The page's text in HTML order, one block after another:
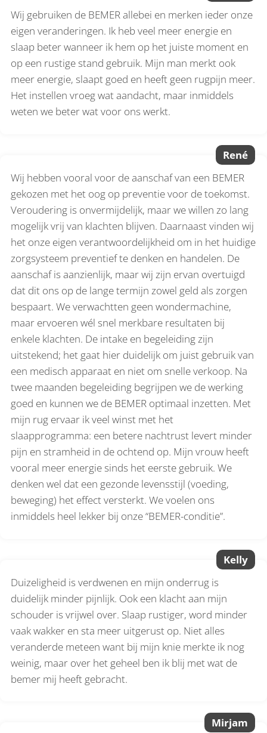
Wij gebruiken de BEMER allebei en merken ieder onze
eigen veranderingen. Ik heb veel meer energie en
slaap beter wanneer ik hem op het juiste moment en
op een rustige stand gebruik. Mijn man merkt ook
meer energie, slaapt goed en heeft geen rugpijn meer.
Het instellen vroeg wat aandacht, maar inmiddels
weten we beter wat voor ons werkt.
René
Wij hebben vooral voor de aanschaf van een BEMER
gekozen met het oog op preventie voor de toekomst.
Veroudering is onvermijdelijk, maar we willen zo lang
mogelijk vrij van klachten blijven. Daarnaast vinden wij
het onze eigen verantwoordelijkheid om in het huidige
zorgsysteem preventief te denken en handelen. De
aanschaf is aanzienlijk, maar wij zijn ervan overtuigd
dat dit ons op de lange termijn zowel geld als zorgen
bespaart. We verwachtten geen wondermachine,
maar ervoeren wél snel merkbare resultaten bij
enkele klachten. De intake en begeleiding zijn
uitstekend; het gaat hier duidelijk om juist gebruik van
een medisch apparaat en niet om snelle verkoop. Na
twee maanden begeleiding begrijpen we de werking
goed en kunnen we de BEMER optimaal inzetten. Met
mijn rug ervaar ik veel winst met het
slaapprogramma: een betere nachtrust levert minder
pijn en stramheid in de ochtend op. Mijn vrouw heeft
vooral meer energie sinds het eerste gebruik. We
denken wel dat een gezonde levensstijl (voeding,
beweging) het effect versterkt. We voelen ons
inmiddels heel lekker bij onze “BEMER-conditie”.
Kelly
Duizeligheid is verdwenen en mijn onderrug is
duidelijk minder pijnlijk. Ook een klacht aan mijn
schouder is vrijwel over. Slaap rustiger, word minder
vaak wakker en sta meer uitgerust op. Niet alles
veranderde meteen want bij mijn knie merkte ik nog
weinig, maar over het geheel ben ik blij met wat de
bemer mij heeft gebracht.
Mirjam